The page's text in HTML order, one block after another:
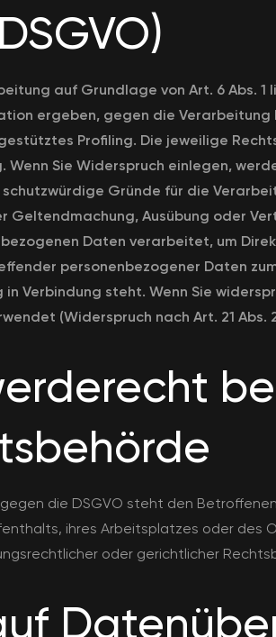
auf Grundlage von Art. 6 Abs.
ergeben, gegen die
Profiling. Die jeweilige
Wenn Sie Widerspruch einlegen,
Gründe für die
Ausübung oder
Daten verarbeitet, um
personenbezogener Daten
Verbindung steht. Wenn Sie
(Widerspruch nach Art. 21 Abs.
gegen die DSGVO steht den
ihres Arbeitsplatzes oder
oder gerichtlicher